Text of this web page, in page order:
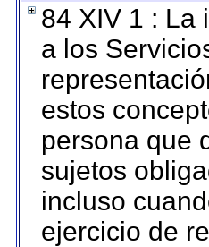
84 XIV 1 : La
a los
estos
persona que
sujetos
incluso
ejercicio de